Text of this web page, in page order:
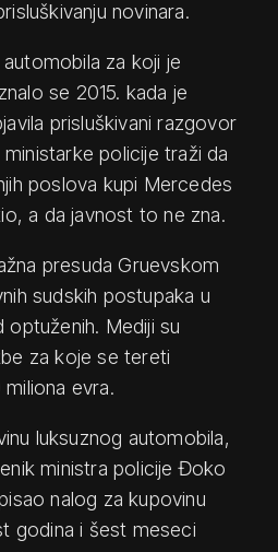
novinara.
za koji je
se 2015. kada je
prisluškivani razgovor
policije traži da
poslоva kupi Mercedes
a da javnost to ne zna.
presuda Gruevskom
sudskih postupaka u
optuženih. Mediji su
za koje se tereti
miliona evra.
luksuznog automobila,
ministra policije Đoko
nalog za kupovinu
godina i šest meseci